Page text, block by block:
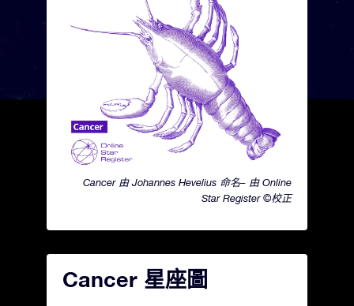
Cancer 由 Johannes Hevelius 命名– 由 Online
Star Register ©校正
Cancer 星座圖